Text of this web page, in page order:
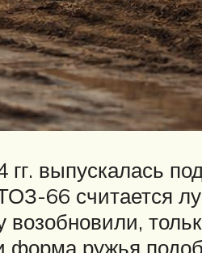
гг. выпускалась
66 считается
возобновили,
и форма ружья